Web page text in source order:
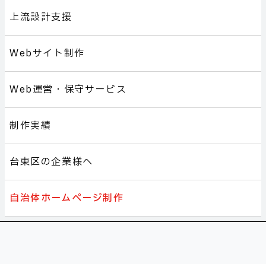
上流設計支援
Webサイト制作
Web運営・保守サービス
制作実績
台東区の企業様へ
自治体ホームページ制作